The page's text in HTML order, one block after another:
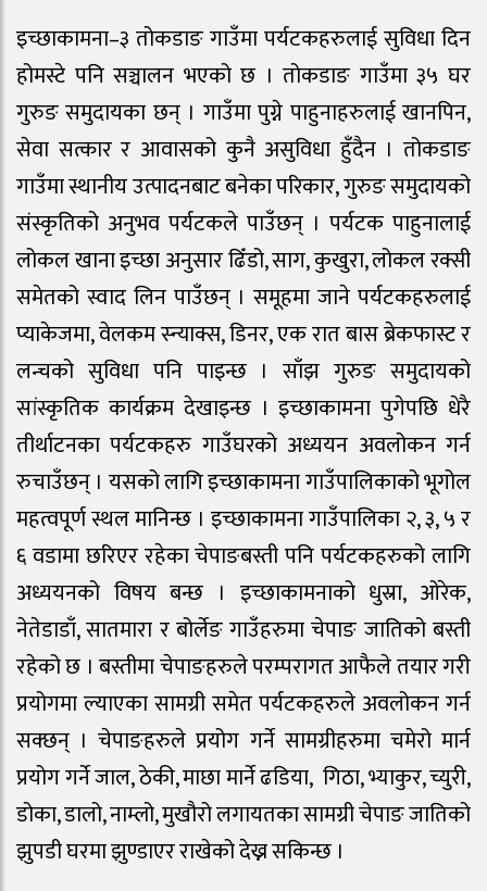
इच्छाकामना–३ तोकडाङ गाउँमा पर्यटकहरुलाई सुविधा दिन
होमस्टे पनि सञ्चालन भएको छ । तोकडाङ गाउँमा ३५ घर
गुरुङ समुदायका छन् । गाउँमा पुग्ने पाहुनाहरुलाई खानपिन,
सेवा सत्कार र आवासको कुनै असुविधा हुँदैन । तोकडाङ
गाउँमा स्थानीय उत्पादनबाट बनेका परिकार, गुरुङ समुदायको
संस्कृतिको अनुभव पर्यटकले पाउँछन् । पर्यटक पाहुनालाई
लोकल खाना इच्छा अनुसार ढिँडो, साग, कुखुरा, लोकल रक्सी
समेतको स्वाद लिन पाउँछन् । समूहमा जाने पर्यटकहरुलाई
प्याकेजमा, वेलकम स्न्याक्स, डिनर, एक रात बास ब्रेकफास्ट र
लन्चको सुविधा पनि पाइन्छ । साँझ गुरुङ समुदायको
सांस्कृतिक कार्यक्रम देखाइन्छ । इच्छाकामना पुगेपछि धेरै
तीर्थाटनका पर्यटकहरु गाउँघरको अध्ययन अवलोकन गर्न
रुचाउँछन् । यसको लागि इच्छाकामना गाउँपालिकाको भूगोल
महत्वपूर्ण स्थल मानिन्छ । इच्छाकामना गाउँपालिका २, ३, ५ र
६ वडामा छरिएर रहेका चेपाङबस्ती पनि पर्यटकहरुको लागि
अध्ययनको विषय बन्छ । इच्छाकामनाको धुस्रा, ओरेक,
नेतेडाडाँ, सातमारा र बोर्लेङ गाउँहरुमा चेपाङ जातिको बस्ती
रहेको छ । बस्तीमा चेपाङहरुले परम्परागत आफैले तयार गरी
प्रयोगमा ल्याएका सामग्री समेत पर्यटकहरुले अवलोकन गर्न
सक्छन् । चेपाङहरुले प्रयोग गर्ने सामग्रीहरुमा चमेरो मार्न
प्रयोग गर्ने जाल, ठेकी, माछा मार्ने ढडिया, गिठा, भ्याकुर, च्युरी,
डोका, डालो, नाम्लो, मुखौरो लगायतका सामग्री चेपाङ जातिको
झुपडी घरमा झुण्डाएर राखेको देख्न सकिन्छ ।